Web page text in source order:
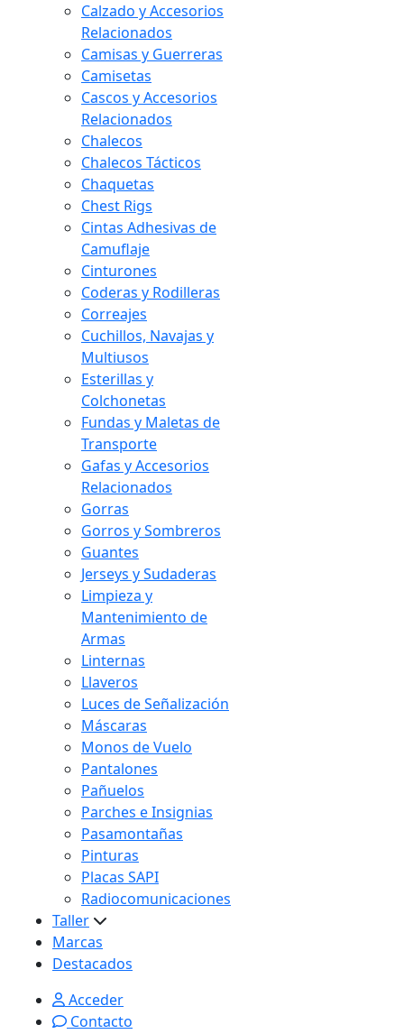
Calzado y Accesorios
Relacionados
Camisas y Guerreras
Camisetas
Cascos y Accesorios
Relacionados
Chalecos
Chalecos Tácticos
Chaquetas
Chest Rigs
Cintas Adhesivas de
Camuflaje
Cinturones
Coderas y Rodilleras
Correajes
Cuchillos, Navajas y
Multiusos
Esterillas y
Colchonetas
Fundas y Maletas de
Transporte
Gafas y Accesorios
Relacionados
Gorras
Gorros y Sombreros
Guantes
Jerseys y Sudaderas
Limpieza y
Mantenimiento de
Armas
Linternas
Llaveros
Luces de Señalización
Máscaras
Monos de Vuelo
Pantalones
Pañuelos
Parches e Insignias
Pasamontañas
Pinturas
Placas SAPI
Radiocomunicaciones
Taller
Marcas
Destacados
Acceder
Contacto